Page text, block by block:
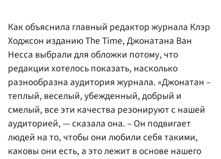
Как объяснила главный редактор журнала Клэр
Ходжсон изданию The Time, Джонатана Ван
Несса выбрали для обложки потому, что
редакции хотелось показать, насколько
разнообразна аудитория журнала. «Джонатан –
теплый, веселый, убежденный, добрый и
смелый, все эти качества резонируют с нашей
аудиторией, — сказала она. – Он подвигает
людей на то, чтобы они любили себя такими,
каковы они есть, а это лежит в основе нашего